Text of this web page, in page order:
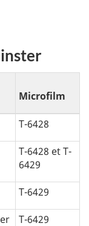
Microfilm
T-6428
T-6428 et T-
6429
T-6429
T-6429